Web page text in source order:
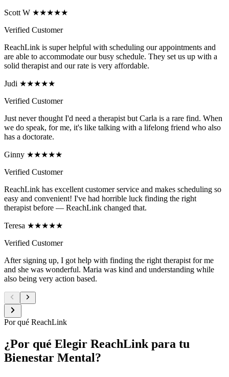
Scott W ★★★★★
Verified Customer
ReachLink is super helpful with scheduling our appointments and
are able to accommodate our busy schedule. They set us up with a
solid therapist and our rate is very affordable.
Judi ★★★★★
Verified Customer
Just never thought I'd need a therapist but Carla is a rare find. When
we do speak, for me, it's like talking with a lifelong friend who also
has a doctorate.
Ginny ★★★★★
Verified Customer
ReachLink has excellent customer service and makes scheduling so
easy and convenient! I've had horrible luck finding the right
therapist before — ReachLink changed that.
Teresa ★★★★★
Verified Customer
After signing up, I got help with finding the right therapist for me
and she was wonderful. Maria was kind and understanding while
also being very action based.
Por qué ReachLink
¿Por qué Elegir ReachLink para tu
Bienestar Mental?